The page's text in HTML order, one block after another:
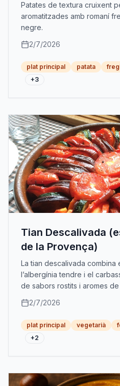
Patates de textura cruixent
aromatitzades amb romaní
negre.
2/7/2026
plat principal patata
+3
Tian Descalivada
de la Provença)
La tian descalivada combina
l’albergínia tendre i el
de sabors rostits i aromes
2/7/2026
plat principal vegetarià
+2